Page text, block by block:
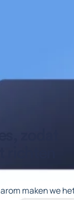
zodat
maken we